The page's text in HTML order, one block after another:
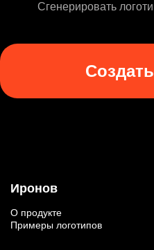
Сгенерировать
Иронов
О продукте
Примеры логотипов